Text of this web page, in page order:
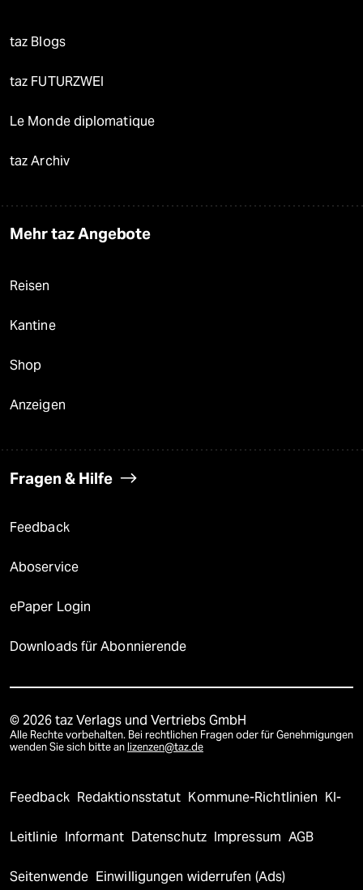
taz Blogs
taz FUTURZWEI
Le Monde diplomatique
taz Archiv
Mehr taz Angebote
Reisen
Kantine
Shop
Anzeigen
Fragen & Hilfe
Feedback
Aboservice
ePaper Login
Downloads für Abonnierende
© 2026 taz Verlags und Vertriebs GmbH
Alle Rechte vorbehalten. Bei rechtlichen Fragen oder für Genehmigungen
wenden Sie sich bitte an lizenzen@taz.de
Feedback Redaktionsstatut Kommune-Richtlinien KI-
Leitlinie Informant Datenschutz Impressum AGB
Seitenwende Einwilligungen widerrufen (Ads)